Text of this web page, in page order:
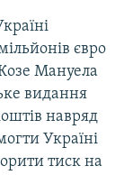
євро
Мануела
видання
навряд
Україні
тиск на